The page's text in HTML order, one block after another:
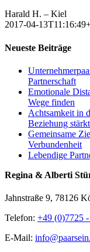
Harald H. – Kiel
2017-04-
Neueste Beiträge
Partnerschaft
Emotionale
Wege finden
Achtsamkeit in
Beziehung stärkt
Gemeinsame
Verbundenheit
Lebendige
Regina & Alberti
Jahnstraße 9, 78126
Telefon: +49 (0)7725
E-Mail: